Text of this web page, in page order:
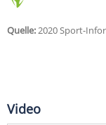
Quelle:2020 Sport-
Video